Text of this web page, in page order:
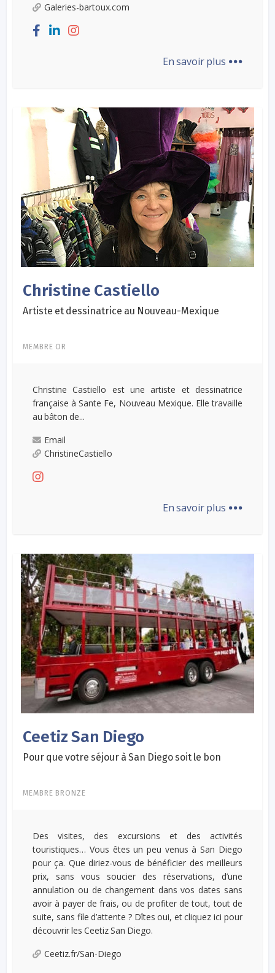
Galeries-bartoux.com
En savoir plus ...
Christine Castiello
Artiste et dessinatrice au Nouveau-Mexique
MEMBRE OR
Christine Castiello est une artiste et dessinatrice
française à Sante Fe, Nouveau Mexique. Elle travaille
au bâton de...
Email
ChristineCastiello
En savoir plus ...
Ceetiz San Diego
Pour que votre séjour à San Diego soit le bon
MEMBRE BRONZE
Des visites, des excursions et des activités
touristiques… Vous êtes un peu venus à San Diego
pour ça. Que diriez-vous de bénéficier des meilleurs
prix, sans vous soucier des réservations, d’une
annulation ou de changement dans vos dates sans
avoir à payer de frais, ou de profiter de tout, tout de
suite, sans file d’attente ? Dîtes oui, et cliquez ici pour
découvrir les Ceetiz San Diego.
Ceetiz.fr/San-Diego